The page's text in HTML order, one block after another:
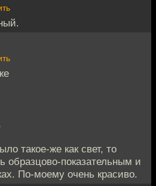
такое-же как свет, то
образцово-показательным и
По-моему очень красиво.